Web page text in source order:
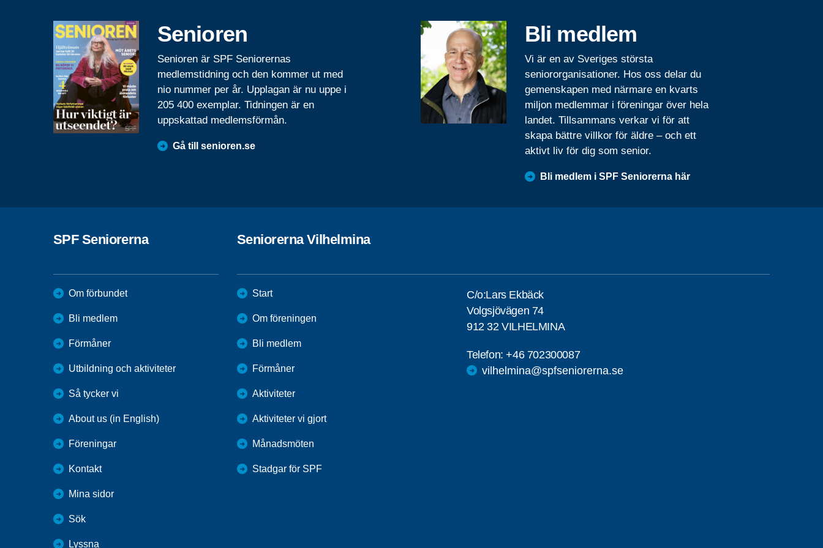
Senioren
Senioren är SPF Seniorernas
medlemstidning och den kommer ut med
nio nummer per år. Upplagan är nu uppe i
205 400 exemplar. Tidningen är en
uppskattad medlemsförmån.
Gå till senioren.se
Bli medlem
Vi är en av Sveriges största
seniororganisationer. Hos oss delar du
gemenskapen med närmare en kvarts
miljon medlemmar i föreningar över hela
landet. Tillsammans verkar vi för att
skapa bättre villkor för äldre – och ett
aktivt liv för dig som senior.
Bli medlem i SPF Seniorerna här
SPF Seniorerna
Om förbundet
Bli medlem
Förmåner
Utbildning och aktiviteter
Så tycker vi
About us (in English)
Föreningar
Kontakt
Mina sidor
Sök
Lyssna
Seniorerna Vilhelmina
Start
Om föreningen
Bli medlem
Förmåner
Aktiviteter
Aktiviteter vi gjort
Månadsmöten
Stadgar för SPF
C/o:Lars Ekbäck
Volgsjövägen 74
912 32 VILHELMINA
Telefon:+46 702300087
vilhelmina@spfseniorerna.se